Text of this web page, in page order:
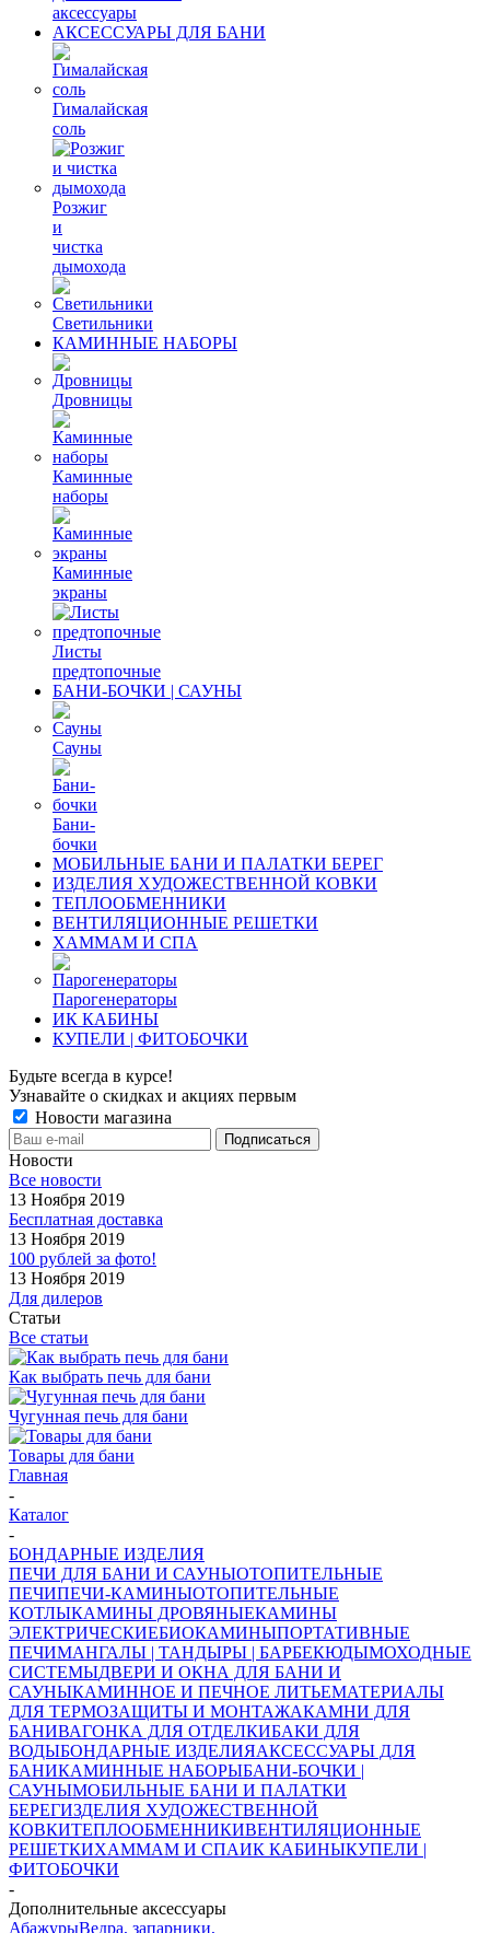
аксессуары
АКСЕССУАРЫ ДЛЯ БАНИ
Гималайская
соль
Розжиг
и
чистка
дымохода
Светильники
КАМИННЫЕ НАБОРЫ
Дровницы
Каминные
наборы
Каминные
экраны
Листы
предтопочные
БАНИ-БОЧКИ | САУНЫ
Сауны
Бани-
бочки
МОБИЛЬНЫЕ БАНИ И ПАЛАТКИ БЕРЕГ
ИЗДЕЛИЯ ХУДОЖЕСТВЕННОЙ КОВКИ
ТЕПЛООБМЕННИКИ
ВЕНТИЛЯЦИОННЫЕ РЕШЕТКИ
ХАММАМ И СПА
Парогенераторы
ИК КАБИНЫ
КУПЕЛИ | ФИТОБОЧКИ
Будьте всегда в курсе!
Узнавайте о скидках и акциях первым
Новости магазина
Новости
Все новости
13 Ноября 2019
Бесплатная доставка
13 Ноября 2019
100 рублей за фото!
13 Ноября 2019
Для дилеров
Статьи
Все статьи
Как выбрать печь для бани
Чугунная печь для бани
Товары для бани
Главная
-
Каталог
-
БОНДАРНЫЕ ИЗДЕЛИЯ
ПЕЧИ ДЛЯ БАНИ И САУНЫОТОПИТЕЛЬНЫЕ
ПЕЧИПЕЧИ-КАМИНЫОТОПИТЕЛЬНЫЕ
КОТЛЫКАМИНЫ ДРОВЯНЫЕКАМИНЫ
ЭЛЕКТРИЧЕСКИЕБИОКАМИНЫПОРТАТИВНЫЕ
ПЕЧИМАНГАЛЫ | ТАНДЫРЫ | БАРБЕКЮДЫМОХОДНЫЕ
СИСТЕМЫДВЕРИ И ОКНА ДЛЯ БАНИ И
САУНЫКАМИННОЕ И ПЕЧНОЕ ЛИТЬЕМАТЕРИАЛЫ
ДЛЯ ТЕРМОЗАЩИТЫ И МОНТАЖАКАМНИ ДЛЯ
БАНИВАГОНКА ДЛЯ ОТДЕЛКИБАКИ ДЛЯ
ВОДЫБОНДАРНЫЕ ИЗДЕЛИЯАКСЕССУАРЫ ДЛЯ
БАНИКАМИННЫЕ НАБОРЫБАНИ-БОЧКИ |
САУНЫМОБИЛЬНЫЕ БАНИ И ПАЛАТКИ
БЕРЕГИЗДЕЛИЯ ХУДОЖЕСТВЕННОЙ
КОВКИТЕПЛООБМЕННИКИВЕНТИЛЯЦИОННЫЕ
РЕШЕТКИХАММАМ И СПАИК КАБИНЫКУПЕЛИ |
ФИТОБОЧКИ
-
Дополнительные аксессуары
АбажурыВедра, запарники,